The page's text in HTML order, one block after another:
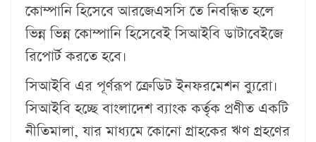
কোম্পানি হিসেবে আরজেএসসি তে নিবন্ধিত হলে
ভিন্ন ভিন্ন কোম্পানি হিসেবেই সিআইবি ডাটাবেইজে
রিপোর্ট করতে হবে।
সিআইবি এর পূর্ণরূপ ক্রেডিট ইনফরমেশন ব্যুরো।
সিআইবি হচ্ছে বাংলাদেশ ব্যাংক কর্তৃক প্রণীত একটি
নীতিমালা, যার মাধ্যমে কোনো গ্রাহকের ঋণ গ্রহণের